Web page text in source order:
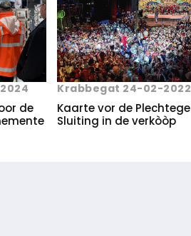
de
Krabbegat 24-02-2022
Kaarte vor de Plechtege
Sluiting in de verkòòp